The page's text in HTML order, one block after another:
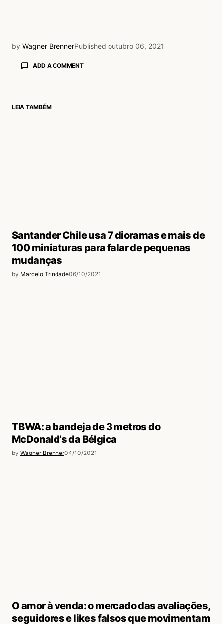
by Wagner BrennerPublished outubro 06, 2021
ADD A COMMENT
LEIA TAMBÉM
Santander Chile usa 7 dioramas e mais de
100 miniaturas para falar de pequenas
mudanças
by Marcelo Trindade06/10/2021
TBWA: a bandeja de 3 metros do
McDonald’s da Bélgica
by Wagner Brenner04/10/2021
O amor à venda: o mercado das avaliações,
seguidores e likes falsos que movimentam